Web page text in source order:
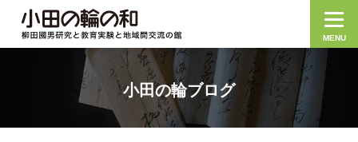
MENU
小田の輪ブログ